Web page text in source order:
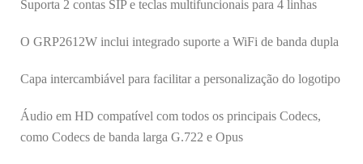
Suporta 2 contas SIP e teclas multifuncionais para 4 linhas
O GRP2612W inclui integrado suporte a WiFi de banda dupla
Capa intercambiável para facilitar a personalização do logotipo
Áudio em HD compatível com todos os principais Codecs,
como Codecs de banda larga G.722 e Opus